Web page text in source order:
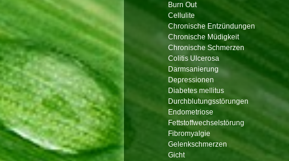
Burn Out
Cellulite
Chronische Entzündungen
Chronische Müdigkeit
Chronische Schmerzen
Colitis Ulcerosa
Darmsanierung
Depressionen
Diabetes mellitus
Durchblutungsstörungen
Endometriose
Fettstoffwechselstörung
Fibromyalgie
Gelenkschmerzen
Gicht